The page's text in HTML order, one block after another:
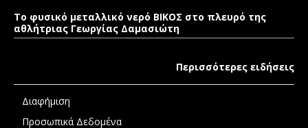
Το φυσικό μεταλλικό νερό ΒΙΚΟΣ στο πλευρό της
αθλήτριας Γεωργίας Δαμασιώτη
Περισσότερες ειδήσεις
Διαφήμιση
Προσωπικά Δεδομένα